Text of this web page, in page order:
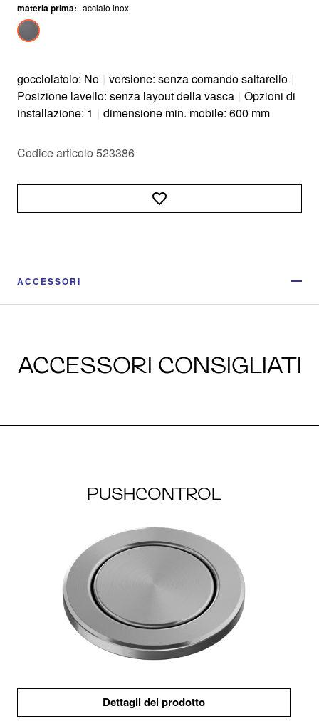
materia prima: acciaio inox
gocciolatoio: No | versione: senza comando saltarello |
Posizione lavello: senza layout della vasca | Opzioni di
installazione: 1 | dimensione min. mobile: 600 mm
Codice articolo 523386
ACCESSORI
ACCESSORI CONSIGLIATI
PUSHCONTROL
Dettagli del prodotto